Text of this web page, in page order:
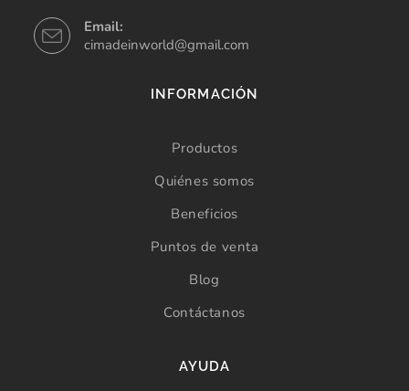
Email:
cimadeinworld@gmail.com
INFORMACIÓN
Productos
Quiénes somos
Beneficios
Puntos de venta
Blog
Contáctanos
AYUDA